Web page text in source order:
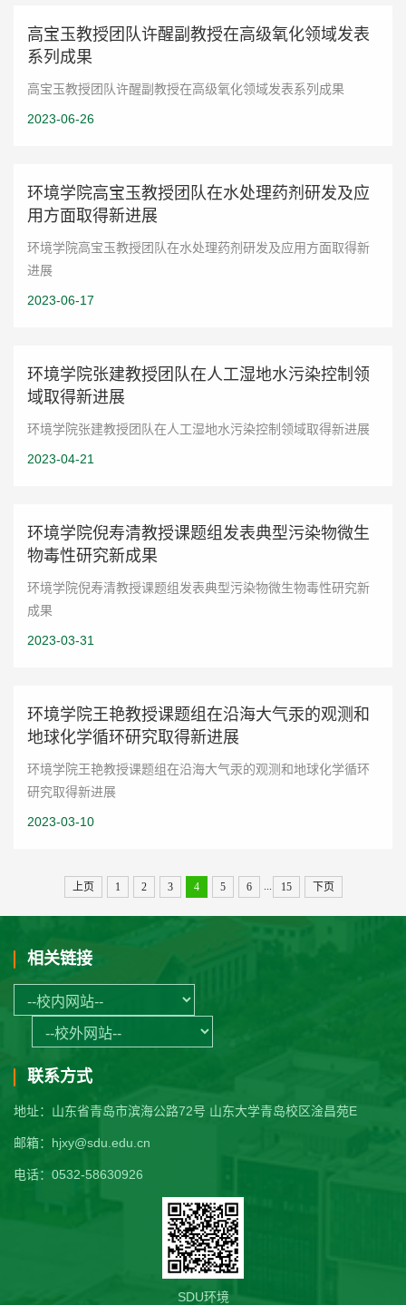
高宝玉教授团队许醒副教授在高级氧化领域发表
系列成果
高宝玉教授团队许醒副教授在高级氧化领域发表系列成果
2023-06-26
环境学院高宝玉教授团队在水处理药剂研发及应
用方面取得新进展
环境学院高宝玉教授团队在水处理药剂研发及应用方面取得新
进展
2023-06-17
环境学院张建教授团队​在人工湿地水污染控制领
域取得新进展
环境学院张建教授团队​在人工湿地水污染控制领域取得新进展
2023-04-21
环境学院倪寿清教授课题组发表典型污染物微生
物毒性研究新成果
环境学院倪寿清教授课题组发表典型污染物微生物毒性研究新
成果
2023-03-31
环境学院王艳教授课题组在沿海大气汞的观测和
地球化学循环研究取得新进展
环境学院王艳教授课题组在沿海大气汞的观测和地球化学循环
研究取得新进展
2023-03-10
上页 1 2 3 4 5 6 15 下页
相关链接
联系方式
地址：山东省青岛市滨海公路72号 山东大学青岛校区淦昌苑E
邮箱：hjxy@sdu.edu.cn
电话：0532-58630926
SDU环境